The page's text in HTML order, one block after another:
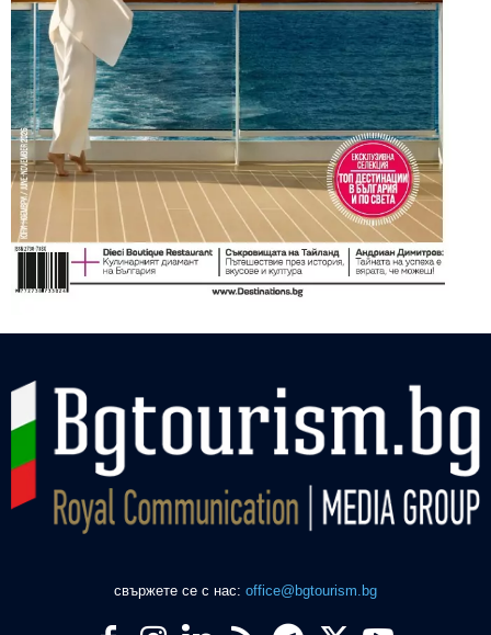
свържете се с нас: office@bgtourism.bg